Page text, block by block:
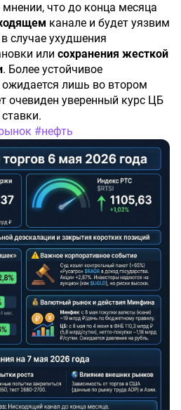
что до конца месяца
канале и будет уязвим
случае ухудшения
или сохранения жесткой
. Более устойчивое
лишь во втором
очевиден уверенный курс ЦБ
#нефть